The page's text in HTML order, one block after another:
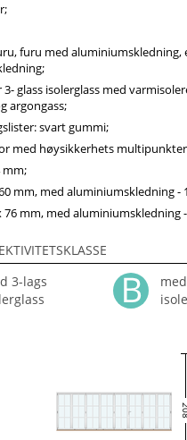
furu med aluminiumskledning,
3- glass isolerglass med
argongass;
svart gummi;
med høysikkerhets
mm;
mm, med aluminiumskledning -
76 mm, med aluminiumskledning
3-lags